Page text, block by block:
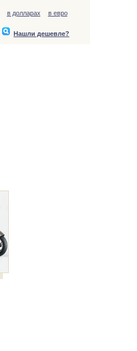
в долларах в евро
Нашли дешевле?